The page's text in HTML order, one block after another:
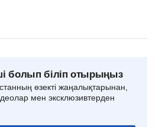
болып біліп отырыңыз
өзекті жаңалықтарынан,
мен эксклюзивтерден